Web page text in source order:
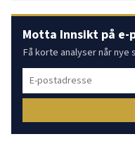
Motta Innsikt på e-
Få korte analyser når nye